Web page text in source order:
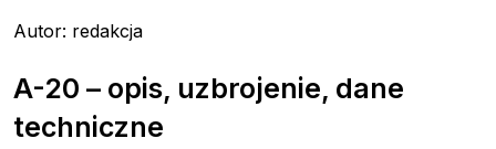
Autor: redakcja
A-20 – opis, uzbrojenie, dane
techniczne